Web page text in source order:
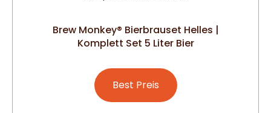
Brew Monkey® Bierbrauset Helles |
Komplett Set 5 Liter Bier
Best Preis